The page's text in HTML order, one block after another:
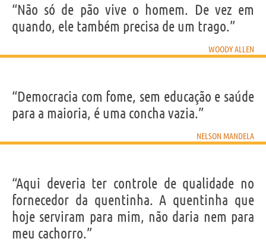
“Não só de pão vive o homem. De vez em
quando, ele também precisa de um trago.”
WOODY ALLEN
“Democracia com fome, sem educação e saúde
para a maioria, é uma concha vazia.”
NELSON MANDELA
“Aqui deveria ter controle de qualidade no
fornecedor da quentinha. A quentinha que
hoje serviram para mim, não daria nem para
meu cachorro.”